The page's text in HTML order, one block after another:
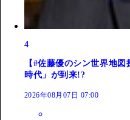
4
【#佐藤優のシン世界地
時代」が到来!?
2026年08月07日 07:00